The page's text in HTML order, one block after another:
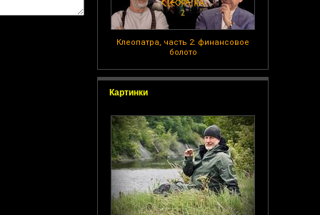
Клеопатра, часть 2: финансовое
болото
Картинки